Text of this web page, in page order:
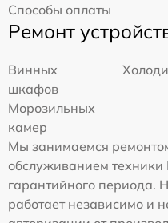
Способы оплаты
Ремонт
Винных
шкафов
Морозильных
камер
Мы занимаемся
обслуживанием техники
гарантийного периода.
работает независимо и